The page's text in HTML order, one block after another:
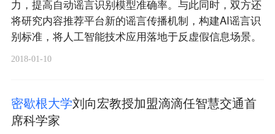
力，提高自动谣言识别模型准确率。与此同时，双方还
将研究内容推荐平台新的谣言传播机制，构建AI谣言识
别标准，将人工智能技术应用落地于反虚假信息场景。
2018-01-10
密歇根大学刘向宏教授加盟滴滴任智慧交通首
席科学家